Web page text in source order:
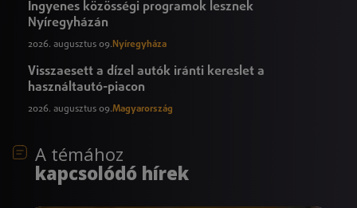
Ingyenes közösségi programok lesznek
Nyíregyházán
2026. augusztus 09. Nyíregyháza
Visszaesett a dízel autók iránti kereslet a
használtautó-piacon
2026. augusztus 09.Magyarország
A témához
kapcsolódó hírek